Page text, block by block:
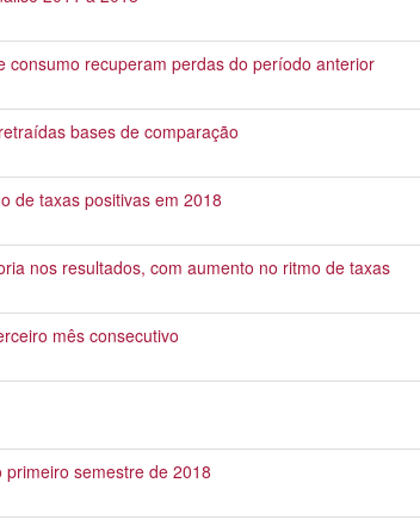
consumo recuperam perdas do período anterior
bases de comparação
de taxas positivas em 2018
nos resultados, com aumento no ritmo de taxas
mês consecutivo
semestre de 2018